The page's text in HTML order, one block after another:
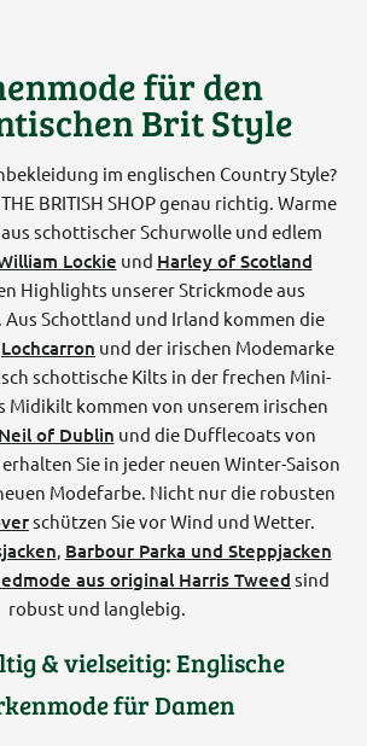
für den
Brit Style
im englischen Country Style?
BRITISH SHOP genau richtig. Warme
schottischer Schurwolle und edlem
Lockie und Harley of Scotland
Highlights unserer Strickmode aus
Schottland und Irland kommen die
Lochcarron und der irischen Modemarke
schottische Kilts in der frechen Mini-
Midikilt kommen von unserem irischen
of Dublin und die Dufflecoats von
erhalten Sie in jeder neuen Winter-Saison
Modefarbe. Nicht nur die robusten
schützen Sie vor Wind und Wetter.
Barbour Parka und Steppjacken
aus original Harris Tweed sind
robust und langlebig.
& vielseitig: Englische
für Damen